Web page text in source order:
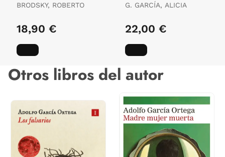
BRODSKY, ROBERTO
18,90 €
G. GARCÍA, ALICIA
22,00 €
Otros libros del autor